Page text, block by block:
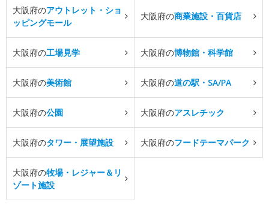
大阪府のアウトレット・ショ
ッピングモール
大阪府の商業施設・百貨店
大阪府の工場見学 大阪府の博物館・科学館
大阪府の美術館 大阪府の道の駅・SA/PA
大阪府の公園 大阪府のアスレチック
大阪府のタワー・展望施設 大阪府のフードテーマパーク
大阪府の牧場・レジャー＆リ
ゾート施設